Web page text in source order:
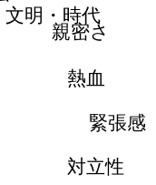
文明・時代
親密さ
熱血
緊張感
対立性